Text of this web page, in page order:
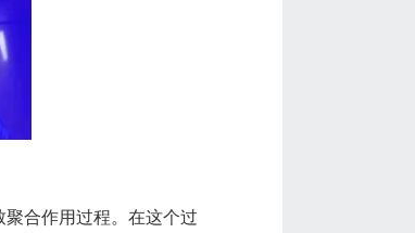
聚合作用过程。在这个过